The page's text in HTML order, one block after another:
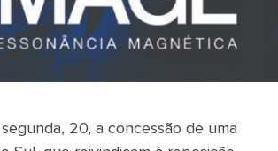
20, a concessão de uma